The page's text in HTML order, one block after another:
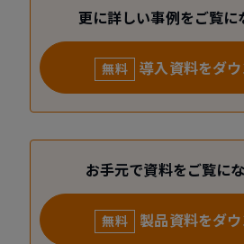
更に詳しい事例をご覧に
無料 導入資料をダ
お手元で資料をご覧に
無料 製品資料をダ